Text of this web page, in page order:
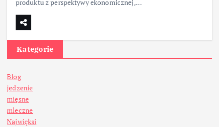
produktu z perspektywy ekonomicznej,…
Kategorie
Blog
jedzenie
mięsne
mleczne
Najwięksi